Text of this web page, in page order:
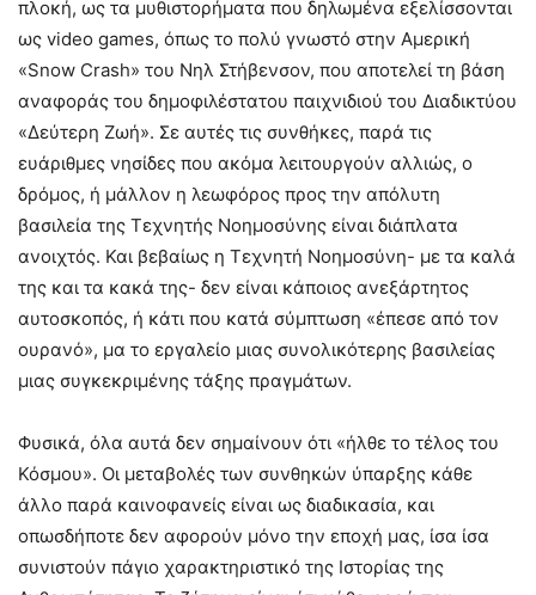
πλοκή, ως τα μυθιστορήματα που δηλωμένα εξελίσσονται
ως video games, όπως το πολύ γνωστό στην Αμερική
«Snow Crash» του Νηλ Στήβενσον, που αποτελεί τη βάση
αναφοράς του δημοφιλέστατου παιχνιδιού του Διαδικτύου
«Δεύτερη Ζωή». Σε αυτές τις συνθήκες, παρά τις
ευάριθμες νησίδες που ακόμα λειτουργούν αλλιώς, ο
δρόμος, ή μάλλον η λεωφόρος προς την απόλυτη
βασιλεία της Τεχνητής Νοημοσύνης είναι διάπλατα
ανοιχτός. Και βεβαίως η Τεχνητή Νοημοσύνη- με τα καλά
της και τα κακά της- δεν είναι κάποιος ανεξάρτητος
αυτοσκοπός, ή κάτι που κατά σύμπτωση «έπεσε από τον
ουρανό», μα το εργαλείο μιας συνολικότερης βασιλείας
μιας συγκεκριμένης τάξης πραγμάτων.
Φυσικά, όλα αυτά δεν σημαίνουν ότι «ήλθε το τέλος του
Κόσμου». Οι μεταβολές των συνθηκών ύπαρξης κάθε
άλλο παρά καινοφανείς είναι ως διαδικασία, και
οπωσδήποτε δεν αφορούν μόνο την εποχή μας, ίσα ίσα
συνιστούν πάγιο χαρακτηριστικό της Ιστορίας της